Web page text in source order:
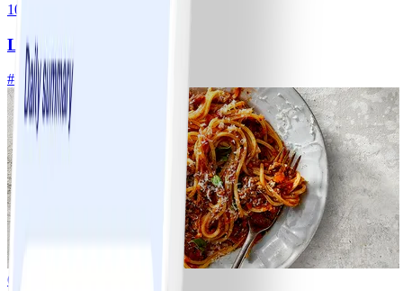
10
Lasagne
# Lätt5 MIN
6